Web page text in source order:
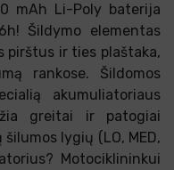
mAh Li-Poly baterija
Šildymo elementas
pirštus ir ties plaštaka,
rankose. Šildomos
akumuliatoriaus
greitai ir patogiai
lygių (LO, MED,
Motociklininkui